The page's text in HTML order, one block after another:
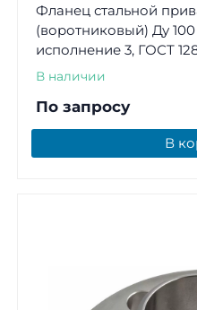
Фланец стальной
(воротниковый) Ду 100
исполнение 3, ГОСТ
В наличии
По запросу
В